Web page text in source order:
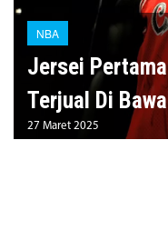
NBA
Jersei
Terjual Di
27 Maret 2025